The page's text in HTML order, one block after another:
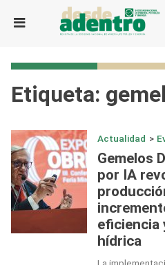
Etiqueta:
Actualidad >
Gemelos
por IA
eficiencia
hídrica